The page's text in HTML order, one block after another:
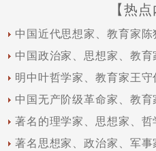
【热
中国近代思想家、教育家陈
中国政治家、思想家、教育
明中叶哲学家、教育家王守
中国无产阶级革命家、教育
著名的理学家、思想家、哲
著名思想家、政治家、军事